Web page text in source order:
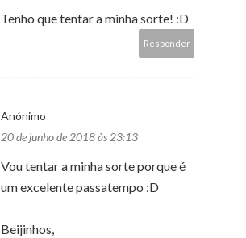
Tenho que tentar a minha sorte! :D
Responder
Anónimo
20 de junho de 2018 às 23:13
Vou tentar a minha sorte porque é
um excelente passatempo :D
Beijinhos,